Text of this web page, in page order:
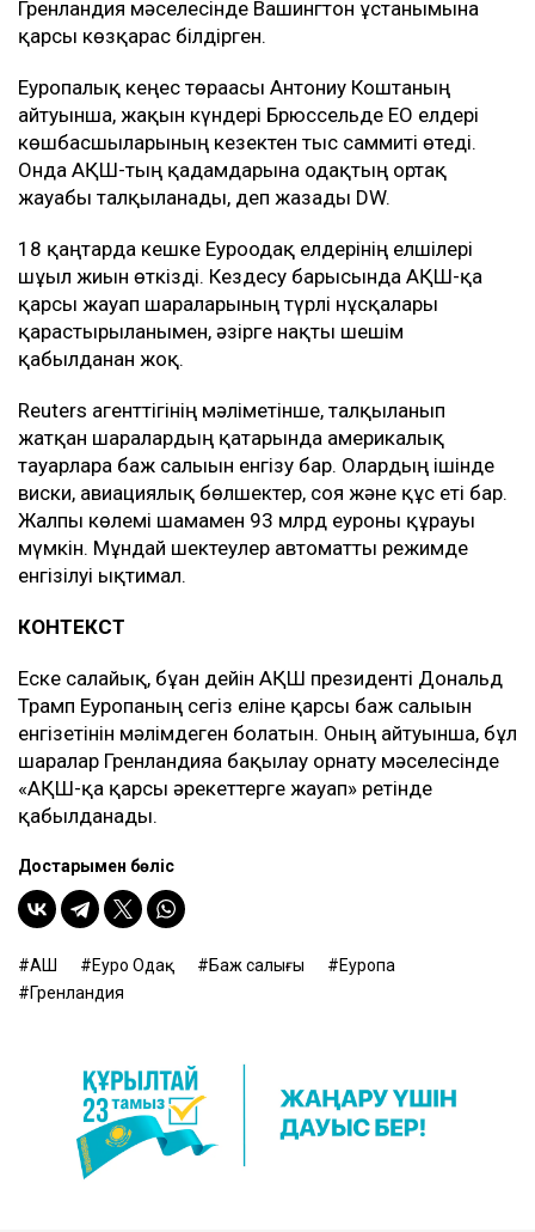
Гренландия мәселесінде Вашингтон ұстанымына
қарсы көзқарас білдірген.
Еуропалық кеңес төрағасы Антониу Коштаның
айтуынша, жақын күндері Брюссельде ЕО елдері
көшбасшыларының кезектен тыс саммиті өтеді.
Онда АҚШ-тың қадамдарына одақтың ортақ
жауабы талқыланады, деп жазады DW.
18 қаңтарда кешке Еуроодақ елдерінің елшілері
шұғыл жиын өткізді. Кездесу барысында АҚШ-қа
қарсы жауап шараларының түрлі нұсқалары
қарастырылғанымен, әзірге нақты шешім
қабылданған жоқ.
Reuters агенттігінің мәліметінше, талқыланып
жатқан шаралардың қатарында америкалық
тауарларға баж салығын енгізу бар. Олардың ішінде
виски, авиациялық бөлшектер, соя және құс еті бар.
Жалпы көлемі шамамен 93 млрд еуроны құрауы
мүмкін. Мұндай шектеулер автоматты режимде
енгізілуі ықтимал.
КОНТЕКСТ
Еске салайық, бұған дейін АҚШ президенті Дональд
Трамп Еуропаның сегіз еліне қарсы баж салығын
енгізетінін мәлімдеген болатын. Оның айтуынша, бұл
шаралар Гренландияға бақылау орнату мәселесінде
«АҚШ-қа қарсы әрекеттерге жауап» ретінде
қабылданады.
Достарыңмен бөліс
АҚШ Еуро Одақ Баж салығы
Еуропа
Гренландия